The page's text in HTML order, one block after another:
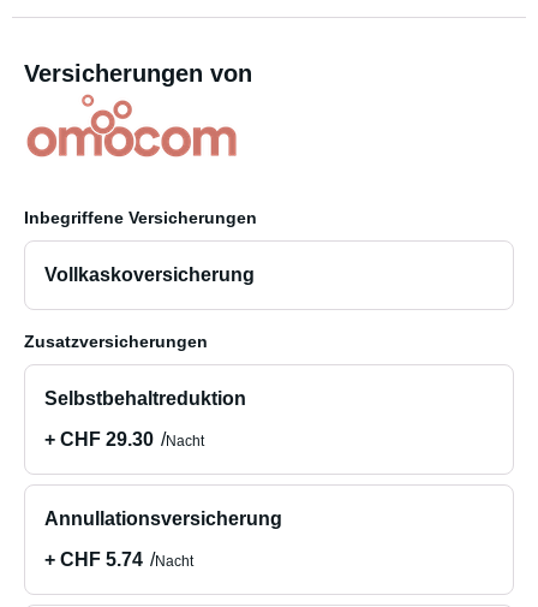
Versicherungen von
Inbegriffene Versicherungen
Vollkaskoversicherung
Zusatzversicherungen
Selbstbehaltreduktion
+ CHF 29.30
Nacht
Annullationsversicherung
+ CHF 5.74
Nacht